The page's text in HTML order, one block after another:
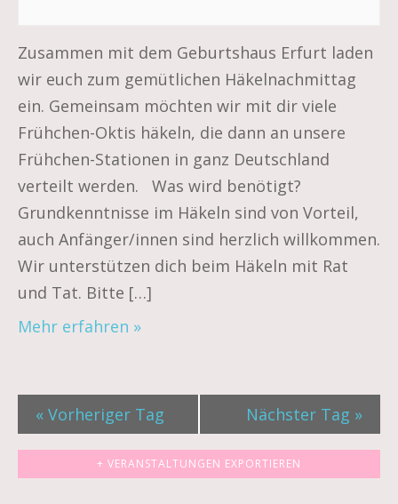
Zusammen mit dem Geburtshaus Erfurt laden
wir euch zum gemütlichen Häkelnachmittag
ein. Gemeinsam möchten wir mit dir viele
Frühchen-Oktis häkeln, die dann an unsere
Frühchen-Stationen in ganz Deutschland
verteilt werden. Was wird benötigt?
Grundkenntnisse im Häkeln sind von Vorteil,
auch Anfänger/innen sind herzlich willkommen.
Wir unterstützen dich beim Häkeln mit Rat
und Tat. Bitte […]
Mehr erfahren »
« Vorheriger Tag Nächster Tag »
+ VERANSTALTUNGEN EXPORTIEREN